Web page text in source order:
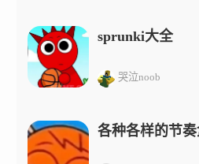
sprunki大全
哭泣noob
各种各样的节奏